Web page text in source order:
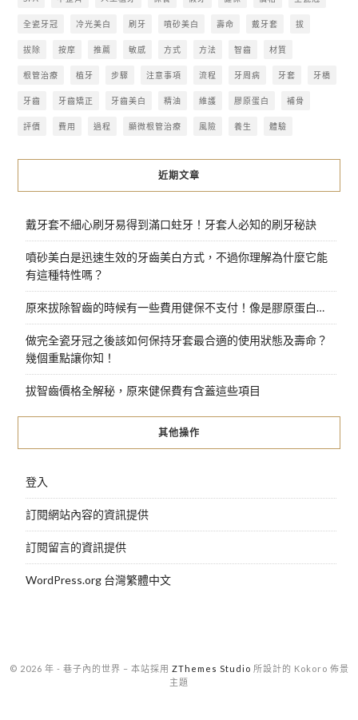
全瓷牙冠 冷光美白 刷牙 噴砂美白 壽命 戴牙套 拔
拔除 按摩 推薦 敏感 方式 方法 智齒 材質
根管治療 植牙 步驟 注意事項 流程 牙周病 牙套 牙橋
牙齒 牙齒矯正 牙齒美白 精油 維護 膠原蛋白 補骨
評價 費用 過程 顯微根管治療 風險 養生 體驗
近期文章
戴牙套不細心刷牙易得到滿口蛀牙！牙套人必知的刷牙秘訣
噴砂美白是迅速生效的牙齒美白方式，不過你理解為什麼它能
有這種特性嗎？
原來拔除智齒的時候有一些費用健保不支付！像是膠原蛋白…
做完全瓷牙冠之後該如何保持牙套最合適的使用狀態及壽命？
幾個重點讓你知！
拔智齒價格全解秘，原來健保費有含蓋這些項目
其他操作
登入
訂閱網站內容的資訊提供
訂閱留言的資訊提供
WordPress.org 台灣繁體中文
© 2026 年 - 巷子內的世界 – 本站採用 ZThemes Studio 所設計的 Kokoro 佈景
主題